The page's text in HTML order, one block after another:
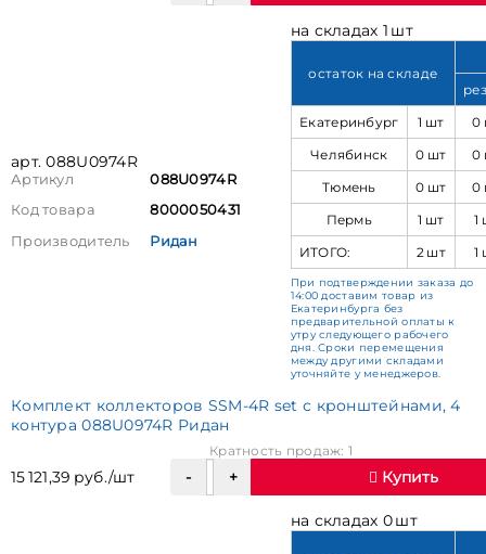
арт. 088U0974R
Артикул
088U0974R
Код товара
8000050431
Производитель
Ридан
на складах 1 шт
остаток на складе
Екатеринбург
1 шт
0
Челябинск
0 шт
0
Тюмень
0 шт
0
Пермь
1 шт
1
ИТОГО:
2 шт 1
При подтверждении заказа до
14:00 доставим товар из
Екатеринбурга без
предварительной оплаты к
утру следующего рабочего
дня. Сроки перемещения
между другими складами
уточняйте у менеджеров.
Комплект коллекторов SSM-4R set с кронштейнами, 4
контура 088U0974R Ридан
15 121,39 руб./шт
Кратность продаж: 1
Купить
на складах 0 шт